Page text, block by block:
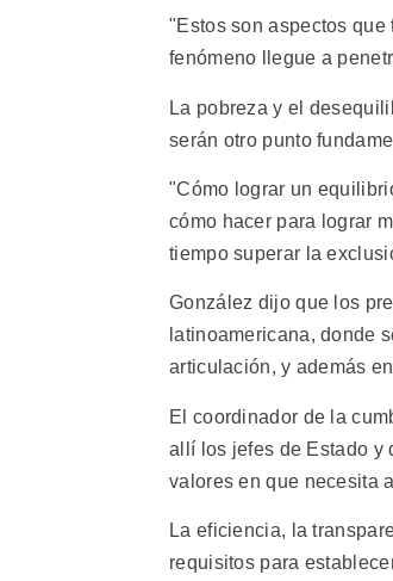
"Estos son aspectos
fenómeno llegue a
La pobreza y el
serán otro punto
"Cómo lograr un
cómo hacer para lograr
tiempo superar la
González dijo que los
latinoamericana, donde
articulación, y además
El coordinador de la
allí los jefes de Estado y
valores en que necesita
La eficiencia, la
requisitos para